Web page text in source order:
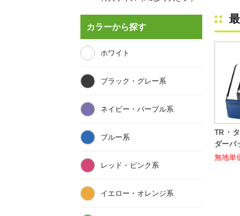
TR・
ダーバ
無地単
カラーから探す
ホワイト
ブラック・グレー系
ネイビー・パープル系
ブルー系
レッド・ピンク系
イエロー・オレンジ系